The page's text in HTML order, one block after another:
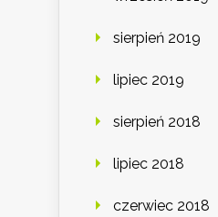
sierpień 2019
lipiec 2019
sierpień 2018
lipiec 2018
czerwiec 2018